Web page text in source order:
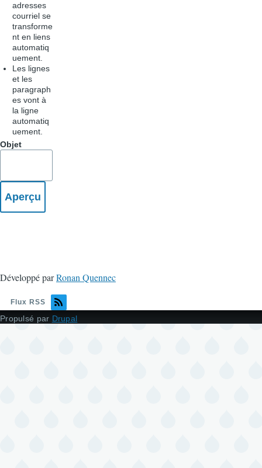
adresses
courriel se
transforme
nt en liens
automatiq
uement.
Les lignes
et les
paragraph
es vont à
la ligne
automatiq
uement.
Objet
Développé parRonan Quennec
Flux RSS
Propulsé par Drupal